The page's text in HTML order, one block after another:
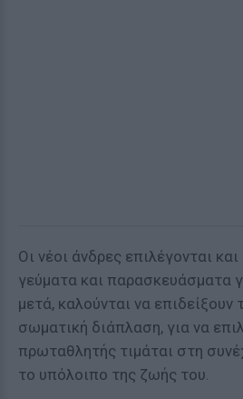
Οι νέοι άνδρες επιλέγονται
γεύματα και παρασκευάσματα
μετά, καλούνται να επιδείξουν
σωματική διάπλαση, για να
πρωταθλητής τιμάται στη
το υπόλοιπο της ζωής του.